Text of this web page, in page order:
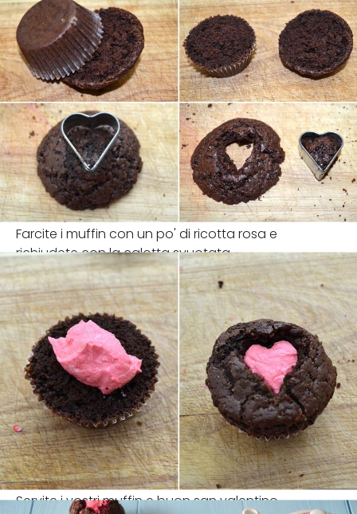
Farcite i muffin con un po' di ricotta rosa e
richiudete con la calotta svuotata.
Servite i vostri muffin e buon san valentino